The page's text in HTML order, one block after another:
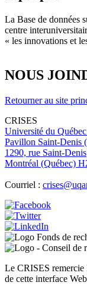
La Base de données
centre
« les innovations et
NOUS
Retourner au site
CRISES
Université du
Pavillon Saint-Denis
1290, rue Saint-Denis
Montréal (Québec)
Courriel :
Image
Image
Image
Image
Image
Le CRISES remercie
de cette interface